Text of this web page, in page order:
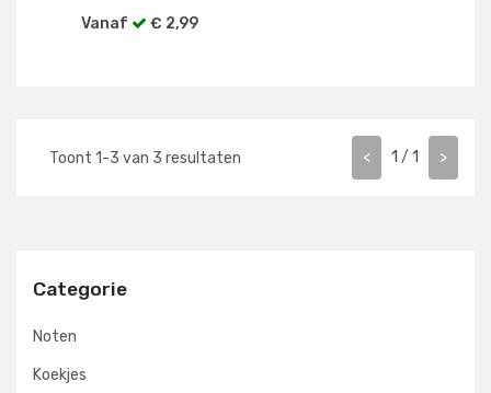
Categorie
Noten
Koekjes
Vanaf € 2,99
Toont 1-3 van 3 resultaten < 1 / 1 >